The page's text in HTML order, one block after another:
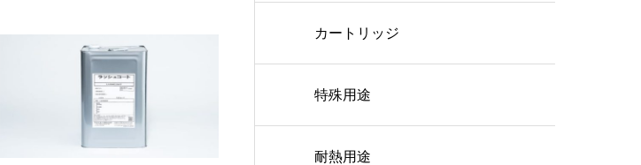
カートリッジ
特殊用途
耐熱用途